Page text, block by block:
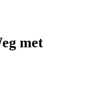
met